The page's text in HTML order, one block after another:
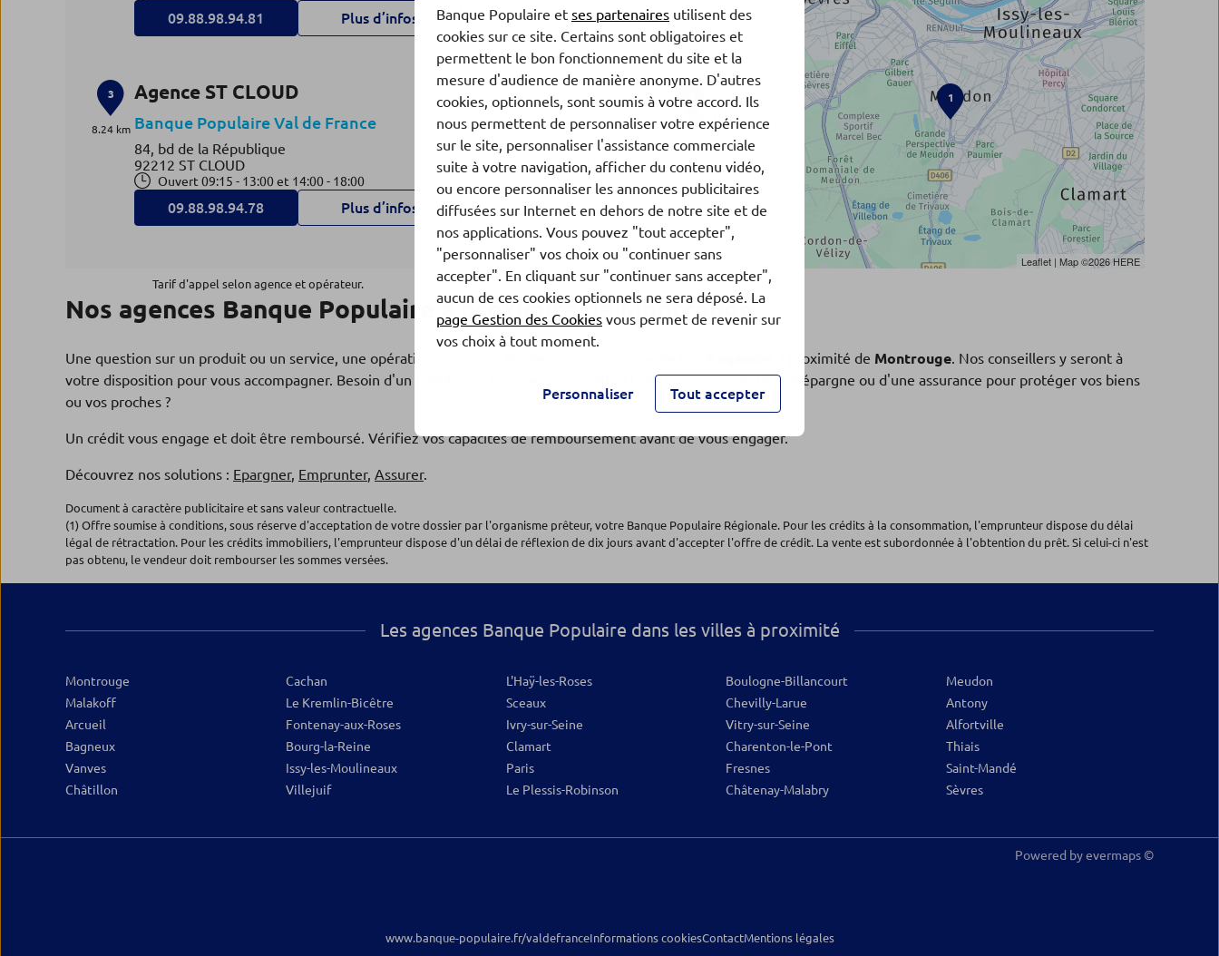
09.88.98.94.81 Plus d’infos
3
8.24 km
Agence ST CLOUD
Banque Populaire Val de France
84, bd de la République
92212 ST CLOUD
Ouvert 09:15 - 13:00 et 14:00 - 18:00
09.88.98.94.78 Plus d’infos
9.52 km
Agence CHAVILLE
Banque Populaire Val de France
92370 CHAVILLE
Ouvert 09:15 - 13:00 et 14:00 - 18:00
09.88.98.95.07
5
9.93 km
Agence GARCHES
Banque Populaire Val de France
17-21, avenue Joffre
92380 GARCHES
Ouvert 09:15 - 13:00 et 14:00 - 18:00
09.88.98.94.74 Plus d’infos
1
Leaflet | Map ©2026HERE
Tarif d'appel selon agence et opérateur.
Nos agences Banque Populaire à proximité de Montrouge
Une question sur un produit ou un service, une opération en cours ? Rendez-vous dans l'une de nos à proximité de Montrouge. Nos conseillers y seront à
votre disposition pour vous accompagner. Besoin d'un crédit pour financer vos projets(1), de conseils en matière d'épargne ou d'une assurance pour protéger vos biens
ou vos proches ?
Un crédit vous engage et doit être remboursé. Vérifiez vos capacités de remboursement avant de vous engager.
Découvrez nos solutions : Epargner, Emprunter, Assurer.
Document à caractère publicitaire et sans valeur contractuelle.
(1) Offre soumise à conditions, sous réserve d'acceptation de votre dossier par l'organisme prêteur, votre Banque Populaire Régionale. Pour les crédits à la consommation, l'emprunteur dispose du délai
légal de rétractation. Pour les crédits immobiliers, l'emprunteur dispose d'un délai de réflexion de dix jours avant d'accepter l'offre de crédit. La vente est subordonnée à l'obtention du prêt. Si celui-ci n'est
pas obtenu, le vendeur doit rembourser les sommes versées.
Les agences Banque Populaire dans les villes à proximité
Montrouge
Malakoff
Arcueil
Bagneux
Vanves
Châtillon
Cachan
Le Kremlin-Bicêtre
Fontenay-aux-Roses
Bourg-la-Reine
Issy-les-Moulineaux
Villejuif
L'Haÿ-les-Roses
Sceaux
Ivry-sur-Seine
Clamart
Paris
Le Plessis-Robinson
Boulogne-Billancourt
Chevilly-Larue
Vitry-sur-Seine
Charenton-le-Pont
Fresnes
Châtenay-Malabry
Meudon
Antony
Alfortville
Thiais
Saint-Mandé
Sèvres
Powered byevermaps ©
www.banque-populaire.fr/valdefranceInformations cookiesContactMentions légales
Banque Populaire et ses partenaires utilisent des
cookies sur ce site. Certains sont obligatoires et
permettent le bon fonctionnement du site et la
mesure d'audience de manière anonyme. D'autres
cookies, optionnels, sont soumis à votre accord. Ils
nous permettent de personnaliser votre expérience
sur le site, personnaliser l'assistance commerciale
suite à votre navigation, afficher du contenu vidéo,
ou encore personnaliser les annonces publicitaires
diffusées sur Internet en dehors de notre site et de
nos applications. Vous pouvez "tout accepter",
"personnaliser" vos choix ou "continuer sans
accepter". En cliquant sur "continuer sans accepter",
aucun de ces cookies optionnels ne sera déposé. La
page Gestion des Cookies vous permet de revenir sur
vos choix à tout moment.
Personnaliser Tout accepter